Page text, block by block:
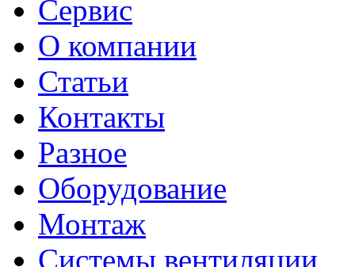
Сервис
О компании
Статьи
Контакты
Разное
Оборудование
Монтаж
Системы вентиляции